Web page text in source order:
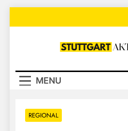
MENU
REGIONAL